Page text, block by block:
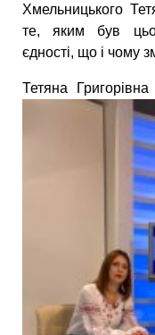
Хмельницького
те, яким був
єдності, що і чому
Тетяна